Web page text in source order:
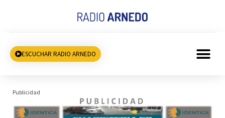
ESCUCHAR RADIO ARNEDO
Publicidad